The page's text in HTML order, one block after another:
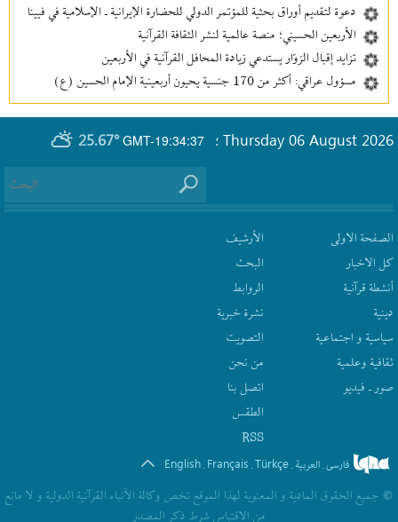
دعوة لتقديم أوراق بحثية للمؤتمر الدولي للحضارة الإيرانية ـ الإسلامية في فيينا
الأربعين الحسيني؛ منصة عالمية لنشر الثقافة القرآنية
تزايد إقبال الزوّار يستدعي زيادة المحافل القرآنية في الأربعين
مسؤول عراقي: أكثر من 170 جنسية يحيون أربعينية الإمام الحسين (ع)
GMT-19:34:37
25.67° Thursday 06 August 2026 ؛
الصفحة الاولى
كل الاخبار
أنشطة قرآنیة
دينية
سیاسیة و اجتماعیة
ثقافیة وعلمیة
صور ـ فيديو
الأرشیف
البحث
الروابط
نشرة‌ خبریة
التصويت
من نحن
اتصل بنا
الطقس
RSS
فارسی. العربیة .
Türkçe
.
Français
.
English
© جمیع الحقوق المادیة و المعنویة لهذا الموقع تخص وکالة الأنباء القرآنیة الدولیة و لا مانع
من الاقتباس شرط ذکر المصدر